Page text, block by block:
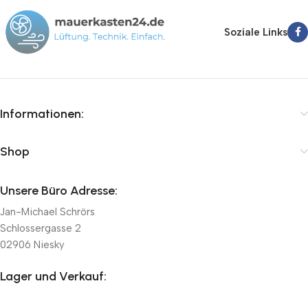
von führenden Herstellern wie Belimo, Lufberg und Joventa. Wir
bieten Ihnen schnelle Lieferung innerhalb von 24-72 Stunden,
kompetente Fachberatung und faire Preise.
Soziale Links
Informationen:
Shop
Unsere Büro Adresse:
Jan-Michael Schrörs
Schlossergasse 2
02906 Niesky
Lager und Verkauf: